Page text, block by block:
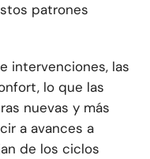
patrones
intervenciones, las
lo que las
nuevas y más
a avances a
de los ciclos